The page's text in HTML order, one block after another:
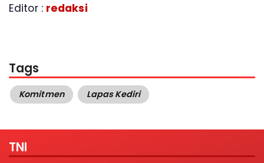
Editor : redaksi
Tags
Komitmen Lapas Kediri
TNI